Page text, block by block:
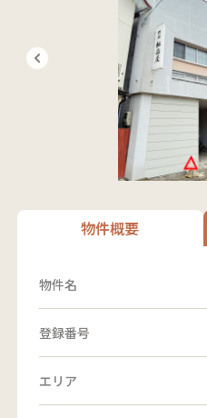
物件概要
物件名
登録番号
エリア